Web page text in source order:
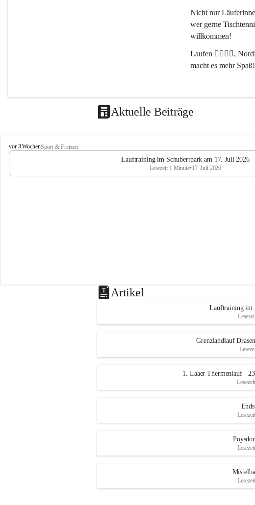
Nicht nur
wer gerne
willkommen!
Laufen 🏃‍♂️🏃‍♀️,
macht es mehr Spaß!
Aktuelle Beiträge
L
V
a
vor 3 WochenSport & Freizeit
Lauftraining im Schubertpark am 17. Juli 2026
Lesezeit 1 Minute•17. Juli 2026
Artikel
Lauftraining im
Grenzlandlauf
1. Laaer Thermenlauf -